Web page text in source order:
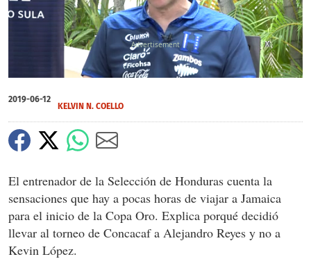
seconds
of
seconds
X
X
X
2019-06-12
KELVIN N. COELLO
El entrenador de la Selección de Honduras cuenta la
sensaciones que hay a pocas horas de viajar a Jamaica
para el inicio de la Copa Oro. Explica porqué decidió
llevar al torneo de Concacaf a Alejandro Reyes y no a
Kevin López.